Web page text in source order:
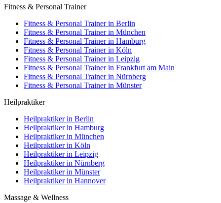
Fitness & Personal Trainer
Fitness & Personal Trainer in Berlin
Fitness & Personal Trainer in München
Fitness & Personal Trainer in Hamburg
Fitness & Personal Trainer in Köln
Fitness & Personal Trainer in Leipzig
Fitness & Personal Trainer in Frankfurt am Main
Fitness & Personal Trainer in Nürnberg
Fitness & Personal Trainer in Münster
Heilpraktiker
Heilpraktiker in Berlin
Heilpraktiker in Hamburg
Heilpraktiker in München
Heilpraktiker in Köln
Heilpraktiker in Leipzig
Heilpraktiker in Nürnberg
Heilpraktiker in Münster
Heilpraktiker in Hannover
Massage & Wellness